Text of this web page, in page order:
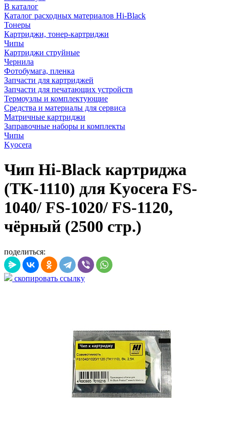
В каталог
Каталог расходных материалов Hi-Black
Тонеры
Картриджи, тонер-картриджи
Чипы
Картриджи струйные
Чернила
Фотобумага, пленка
Запчасти для картриджей
Запчасти для печатающих устройств
Термоузлы и комплектующие
Средства и материалы для сервиса
Матричные картриджи
Заправочные наборы и комплекты
Чипы
Kyocera
Чип Hi-Black картриджа
(TK-1110) для Kyocera FS-
1040/ FS-1020/ FS-1120,
чёрный (2500 стр.)
поделиться:
скопировать ссылку